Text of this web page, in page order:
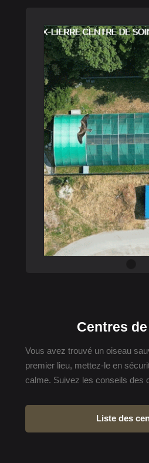
Centres
Vous avez trouvé un oiseau
premier lieu, mettez-le en
calme. Suivez les conseils des
Liste des